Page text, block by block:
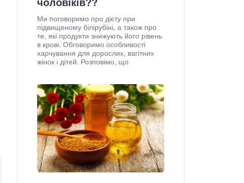
Ми поговоримо про дієту при
підвищеному білірубіні, а також про
те, які продукти знижують його рівень
в крові. Обговоримо особливості
харчування для дорослих, вагітних
жінок і дітей. Розповімо, що